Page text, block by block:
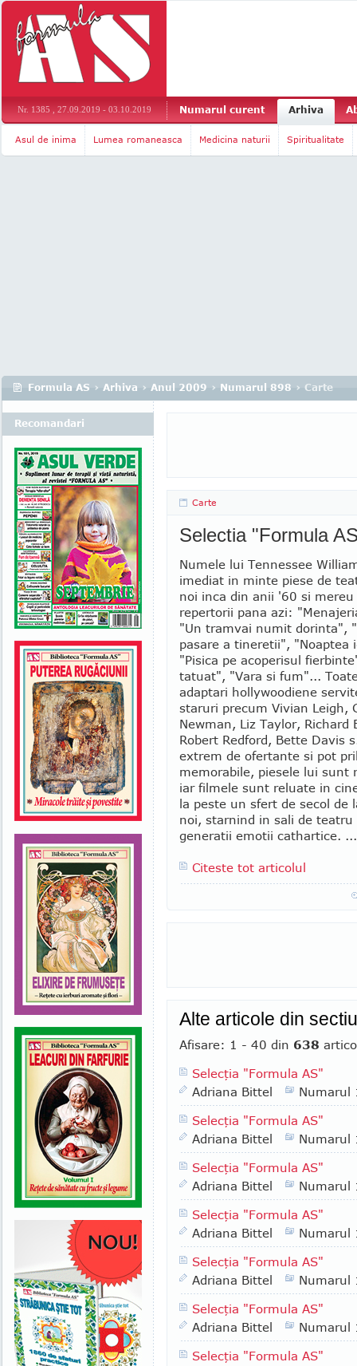
Nr. 1385 , 27.09.2019 - 03.10.2019 Numarul curent Arhiva
Asul de inima Lumea romaneasca Medicina naturii Spiritualitate
Formula AS › Arhiva › Anul 2009 › Numarul 898 › Carte
Carte
Selectia "Formula
Numele lui Tennessee
imediat in minte piese de
noi inca din anii '60 si
repertorii pana azi:
"Un tramvai numit dorinta",
pasare a tineretii", "Noaptea
"Pisica pe acoperisul
tatuat", "Vara si fum"...
adaptari hollywoodiene
staruri precum Vivian Leigh,
Newman, Liz Taylor,
Robert Redford, Bette Davis
extrem de ofertante si pot
memorabile, piesele lui sunt
iar filmele sunt reluate in
la peste un sfert de secol de
noi, starnind in sali de
generatii emotii cathartice. ...
Citeste tot articolul
Alte articole din
Afisare: 1 - 40 din 638
Selecţia "Formula AS"
Adriana Bittel
Numarul
Selecţia "Formula AS"
Adriana Bittel
Numarul
Selecţia "Formula AS"
Adriana Bittel
Numarul
Selecţia "Formula AS"
Adriana Bittel
Numarul
Selecţia "Formula AS"
Adriana Bittel
Numarul
Selecţia "Formula AS"
Adriana Bittel
Numarul
Selecţia "Formula AS"
Recomandari